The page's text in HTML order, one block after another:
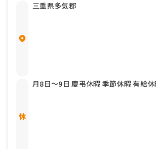
三重県多気郡
月8日〜9日 慶弔休暇 季節休暇 有給休